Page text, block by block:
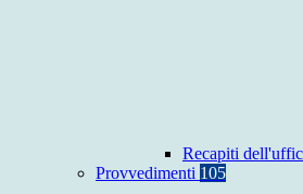
Recapiti
Provvedimenti 105